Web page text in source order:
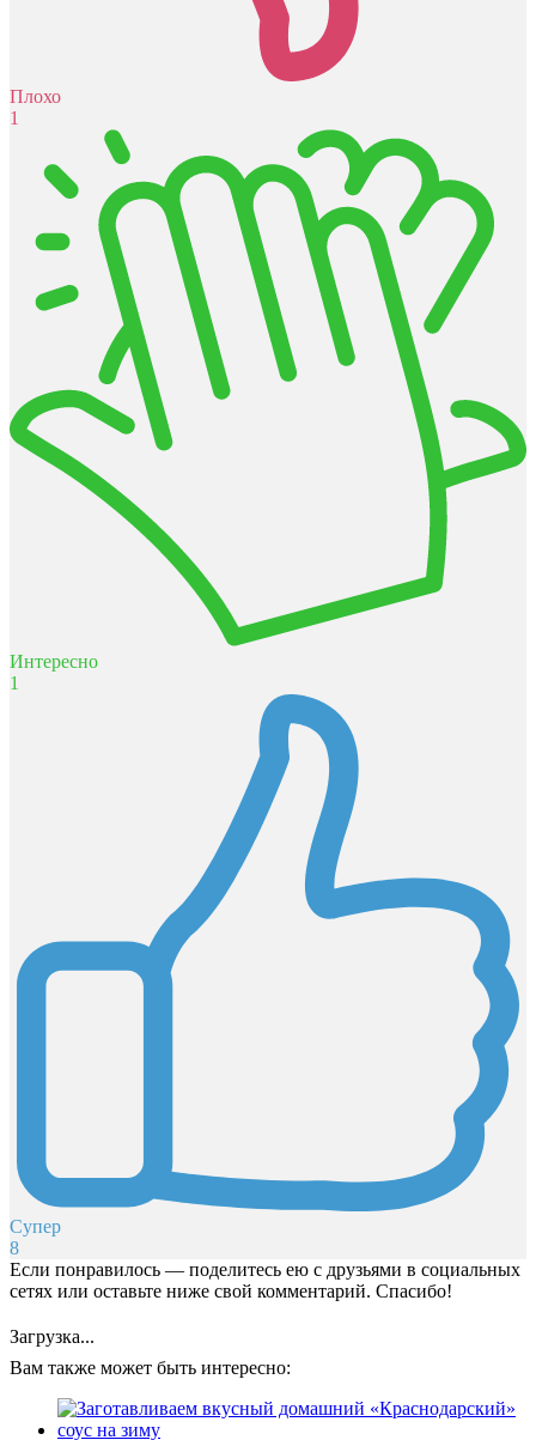
Плохо
1
Интересно
1
Супер
8
Если понравилось — поделитесь ею с друзьями в социальных
сетях или оставьте ниже свой комментарий. Спасибо!
Загрузка...
Вам также может быть интересно: